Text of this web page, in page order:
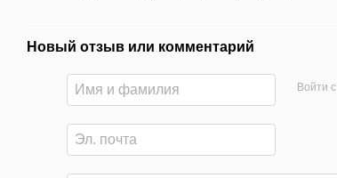
Новый отзыв или комментарий
Войти